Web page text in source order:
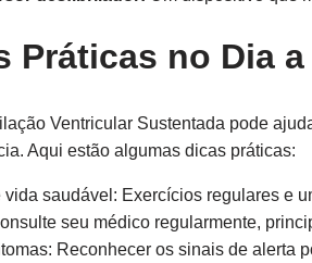
Práticas no Dia a
Ventricular Sustentada pode
Aqui estão algumas dicas práticas:
vida saudável: Exercícios regulares e
seu médico regularmente,
Reconhecer os sinais de alerta